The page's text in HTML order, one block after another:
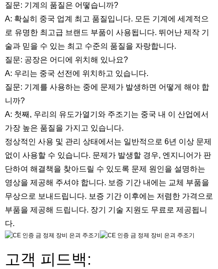
질문: 기계의 품질은 어떻습니까?
A: 확실히 중국 업계 최고 품질입니다. 모든 기계에 세계적으
로 유명한 최고급 브랜드 부품이 사용됩니다. 뛰어난 제작 기
술과 믿을 수 있는 최고 수준의 품질을 자랑합니다.
질문: 공장은 어디에 위치해 있나요?
A: 우리는 중국 선전에 위치하고 있습니다.
질문: 기계를 사용하는 중에 문제가 발생하면 어떻게 해야 합
니까?
A: 첫째, 우리의 유도가열기와 주조기는 중국 내 이 산업에서
가장 높은 품질을 가지고 있습니다.
정상적인 사용 및 관리 상태에서는 일반적으로 6년 이상 문제
없이 사용할 수 있습니다. 문제가 발생할 경우, 엔지니어가 판
단하여 해결책을 찾아드릴 수 있도록 문제 원인을 설명하는
영상을 제공해 주셔야 합니다. 보증 기간 내에는 교체 부품을
무상으로 보내드립니다. 보증 기간 이후에는 저렴한 가격으로
부품을 제공해 드립니다. 장기 기술 지원도 무료로 제공됩니
다.
고객 피드백: